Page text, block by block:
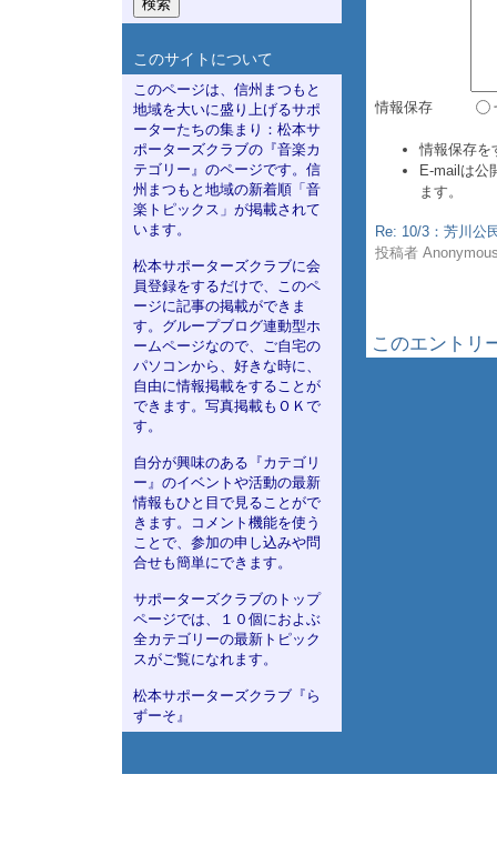
このサイトについて
このページは、信州まつもと
地域を大いに盛り上げるサポ
ーターたちの集まり：松本サ
ポーターズクラブの『音楽カ
テゴリー』のページです。信
州まつもと地域の新着順「音
楽トピックス」が掲載されて
います。
松本サポーターズクラブに会
員登録をするだけで、このペ
ージに記事の掲載ができま
す。グループブログ連動型ホ
ームページなので、ご自宅の
パソコンから、好きな時に、
自由に情報掲載をすることが
できます。写真掲載もＯＫで
す。
自分が興味のある『カテゴリ
ー』のイベントや活動の最新
情報もひと目で見ることがで
きます。コメント機能を使う
ことで、参加の申し込みや問
合せも簡単にできます。
サポーターズクラブのトップ
ページでは、１０個におよぶ
全カテゴリーの最新トピック
スがご覧になれます。
松本サポーターズクラブ『ら
ずーそ』
情報保存
情報保存を
E-mailは公
ます。
Re: 10/3：芳川公
投稿者
このエントリ